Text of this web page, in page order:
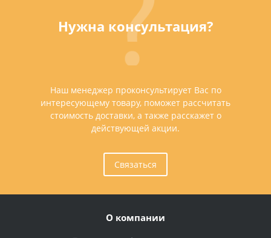
Нужна консультация?
Наш менеджер проконсультирует Вас по
интересующему товару, поможет рассчитать
стоимость доставки, а также расскажет о
действующей акции.
Связаться
О компании